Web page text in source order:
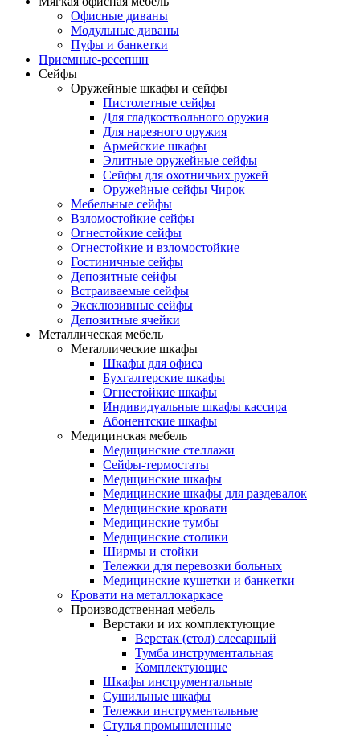
Офисные диваны
Модульные диваны
Пуфы и банкетки
Приемные-ресепшн
Сейфы
Оружейные шкафы и сейфы
Пистолетные сейфы
Для гладкоствольного оружия
Для нарезного оружия
Армейские шкафы
Элитные оружейные сейфы
Сейфы для охотничьих ружей
Оружейные сейфы Чирок
Мебельные сейфы
Взломостойкие сейфы
Огнестойкие сейфы
Огнестойкие и взломостойкие
Гостиничные сейфы
Депозитные сейфы
Встраиваемые сейфы
Эксклюзивные сейфы
Депозитные ячейки
Металлическая мебель
Металлические шкафы
Шкафы для офиса
Бухгалтерские шкафы
Огнестойкие шкафы
Индивидуальные шкафы кассира
Абонентские шкафы
Медицинская мебель
Медицинские стеллажи
Сейфы-термостаты
Медицинские шкафы
Медицинские шкафы для раздевалок
Медицинские кровати
Медицинские тумбы
Медицинские столики
Ширмы и стойки
Тележки для перевозки больных
Медицинские кушетки и банкетки
Кровати на металлокаркасе
Производственная мебель
Верстаки и их комплектующие
Верстак (стол) слесарный
Тумба инструментальная
Комплектующие
Шкафы инструментальные
Сушильные шкафы
Тележки инструментальные
Стулья промышленные